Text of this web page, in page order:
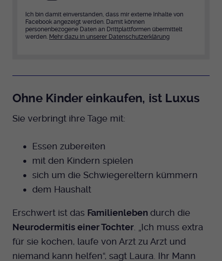
Ich bin damit einverstanden, dass mir externe Inhalte von
Facebook angezeigt werden. Damit können
personenbezogene Daten an Drittplattformen übermittelt
werden. Mehr dazu in unserer Datenschutzerklärung
Ohne Kinder einkaufen, ist Luxus
Sie verbringt ihre Tage mit:
Essen zubereiten
mit den Kindern spielen
sich um die Schwiegereltern kümmern
dem Haushalt
Erschwert ist das Familienleben durch die
Neurodermitis einer Tochter . „Ich muss extra
für sie kochen, laufe von Arzt zu Arzt und
niemand kann helfen“, sagt Laura. Ihr Mann